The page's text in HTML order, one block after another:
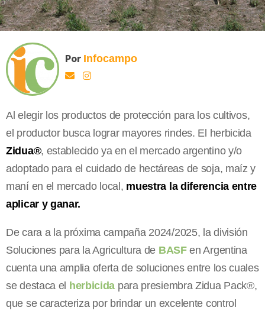
Por Infocampo
Al elegir los productos de protección para los cultivos,
el productor busca lograr mayores rindes. El herbicida
Zidua®, establecido ya en el mercado argentino y/o
adoptado para el cuidado de hectáreas de soja, maíz y
maní en el mercado local, muestra la diferencia entre
aplicar y ganar.
De cara a la próxima campaña 2024/2025, la división
Soluciones para la Agricultura de BASF en Argentina
cuenta una amplia oferta de soluciones entre los cuales
se destaca el herbicida para presiembra Zidua Pack®,
que se caracteriza por brindar un excelente control